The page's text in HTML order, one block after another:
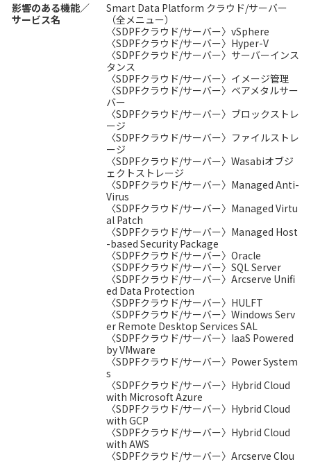
影響のある機能／
サービス名
Smart Data Platform クラウド/サーバー
（全メニュー）
〈SDPFクラウド/サーバー〉vSphere
〈SDPFクラウド/サーバー〉Hyper-V
〈SDPFクラウド/サーバー〉サーバーインス
タンス
〈SDPFクラウド/サーバー〉イメージ管理
〈SDPFクラウド/サーバー〉ベアメタルサー
バー
〈SDPFクラウド/サーバー〉ブロックストレ
ージ
〈SDPFクラウド/サーバー〉ファイルストレ
ージ
〈SDPFクラウド/サーバー〉Wasabiオブジ
ェクトストレージ
〈SDPFクラウド/サーバー〉Managed Anti-
Virus
〈SDPFクラウド/サーバー〉Managed Virtu
al Patch
〈SDPFクラウド/サーバー〉Managed Host
-based Security Package
〈SDPFクラウド/サーバー〉Oracle
〈SDPFクラウド/サーバー〉SQL Server
〈SDPFクラウド/サーバー〉Arcserve Unifi
ed Data Protection
〈SDPFクラウド/サーバー〉HULFT
〈SDPFクラウド/サーバー〉Windows Serv
er Remote Desktop Services SAL
〈SDPFクラウド/サーバー〉IaaS Powered
by VMware
〈SDPFクラウド/サーバー〉Power System
s
〈SDPFクラウド/サーバー〉Hybrid Cloud
with Microsoft Azure
〈SDPFクラウド/サーバー〉Hybrid Cloud
with GCP
〈SDPFクラウド/サーバー〉Hybrid Cloud
with AWS
〈SDPFクラウド/サーバー〉Arcserve Clou